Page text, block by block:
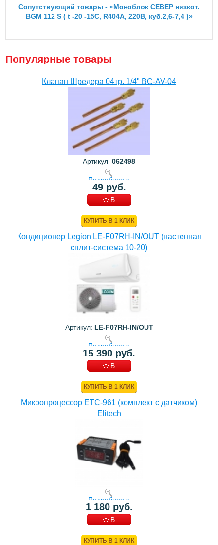
Сопутствующий товары - «Моноблок СЕВЕР низкот.
BGM 112 S ( t -20 -15С, R404А, 220B, куб.2,6-7,4 )»
Популярные товары
Клапан Шредера 04тр. 1/4" BC-AV-04
Артикул: 062498
Подробнее »
49 руб.
В
КУПИТЬ В 1 КЛИК
Кондиционер Legion LE-F07RH-IN/OUT (настенная
сплит-система 10-20)
Артикул: LE-F07RH-IN/OUT
Подробнее »
15 390 руб.
В
КУПИТЬ В 1 КЛИК
Микропроцессор ETC-961 (комплект c датчиком)
Elitech
Подробнее »
1 180 руб.
В
КУПИТЬ В 1 КЛИК